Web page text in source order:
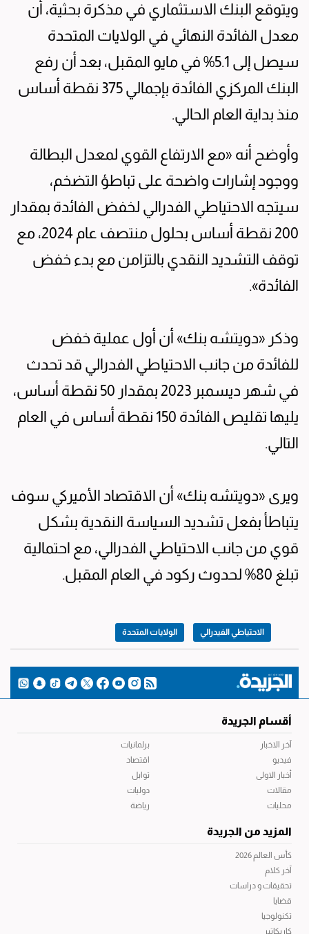
ويتوقع البنك الاستثماري في مذكرة بحثية، أن
معدل الفائدة النهائي في الولايات المتحدة
سيصل إلى 5.1% في مايو المقبل، بعد أن رفع
البنك المركزي الفائدة بإجمالي 375 نقطة أساس
منذ بداية العام الحالي.
وأوضح أنه «مع الارتفاع القوي لمعدل البطالة
ووجود إشارات واضحة على تباطؤ التضخم،
سيتجه الاحتياطي الفدرالي لخفض الفائدة بمقدار
200 نقطة أساس بحلول منتصف عام 2024، مع
توقف التشديد النقدي بالتزامن مع بدء خفض
الفائدة».
وذكر «دويتشه بنك» أن أول عملية خفض
للفائدة من جانب الاحتياطي الفدرالي قد تحدث
في شهر ديسمبر 2023 بمقدار 50 نقطة أساس،
يليها تقليص الفائدة 150 نقطة أساس في العام
التالي.
ويرى «دويتشه بنك» أن الاقتصاد الأميركي سوف
يتباطأ بفعل تشديد السياسة النقدية بشكل
قوي من جانب الاحتياطي الفدرالي، مع احتمالية
تبلغ 80% لحدوث ركود في العام المقبل.
الاحتياطي الفيدرالي الولايات المتحدة
أقسام الجريدة
آخر الاخبار
فيديو
أخبار الاولى
مقالات
محليات
برلمانيات
اقتصاد
توابل
دوليات
رياضة
المزيد من الجريدة
كأس العالم 2026
آخر كلام
تحقيقات و دراسات
قضايا
تكنولوجيا
كاريكاتير